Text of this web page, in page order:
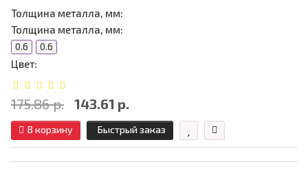
Толщина металла, мм:
Толщина металла, мм:
0.6 0.6
Цвет:
175.86 р. 143.61 р.
В корзину Быстрый заказ